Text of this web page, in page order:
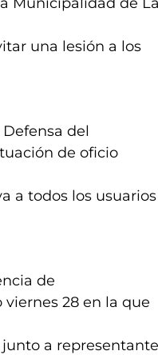
una lesión a los
del
de oficio
a todos los usuarios
de
28 en la que
a